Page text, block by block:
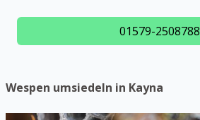
01579-2508788
Wespen umsiedeln in Kayna